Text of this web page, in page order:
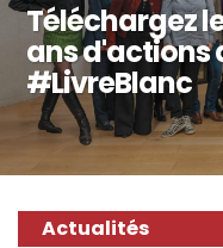
Téléchargez
ans d'actions
#LivreBlanc
Actualités